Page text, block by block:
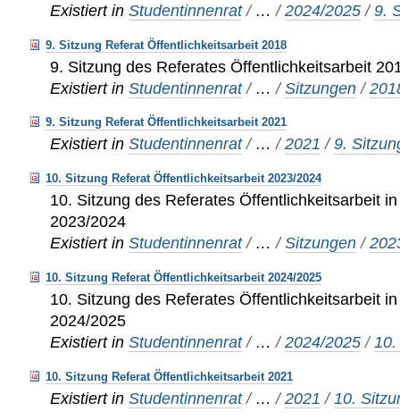
Existiert in Studentinnenrat / …/2024/2025 /9.
9. Sitzung Referat Öffentlichkeitsarbeit 2018
9. Sitzung des Referates Öffentlichkeitsarbeit
Existiert in Studentinnenrat / …/Sitzungen /
9. Sitzung Referat Öffentlichkeitsarbeit 2021
Existiert in Studentinnenrat / …/2021 /9.
10. Sitzung Referat Öffentlichkeitsarbeit 2023/2024
10. Sitzung des Referates Öffentlichkeitsarbeit
2023/2024
Existiert in Studentinnenrat / …/Sitzungen /
10. Sitzung Referat Öffentlichkeitsarbeit 2024/2025
10. Sitzung des Referates Öffentlichkeitsarbeit
2024/2025
Existiert in Studentinnenrat / …/2024/2025 /
10. Sitzung Referat Öffentlichkeitsarbeit 2021
Existiert in Studentinnenrat / …/2021 / 10.